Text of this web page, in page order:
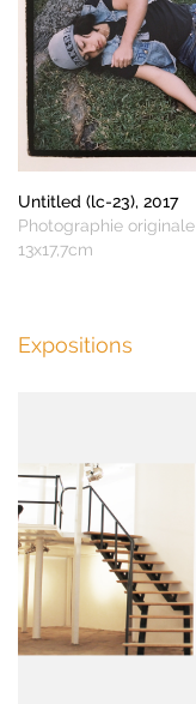
Untitled (lc-23), 2017
Photographie originale
13x17,7cm
Expositions